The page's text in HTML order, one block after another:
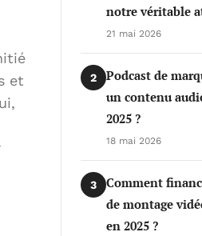
et
notre véritable
21 mai 2026
2
Podcast de
un contenu
2025 ?
18 mai 2026
3
Comment
de montage
en 2025 ?